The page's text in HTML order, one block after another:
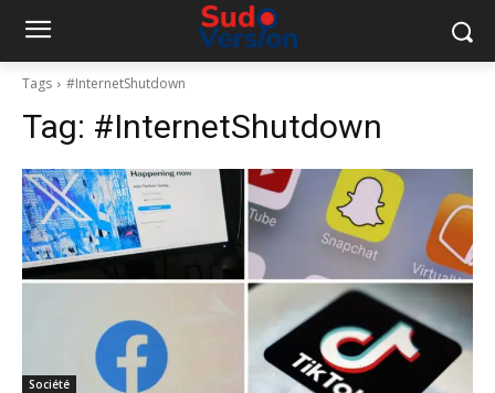
Tags #InternetShutdown
Tag: #InternetShutdown
Société